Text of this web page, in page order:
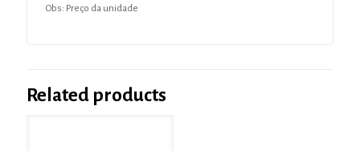
Obs: Preço da unidade
Related products